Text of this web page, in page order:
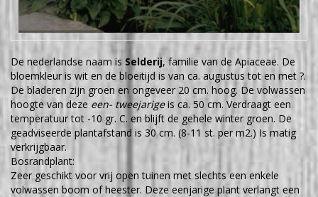
De nederlandse naam is Selderij, familie van de Apiaceae. De
bloemkleur is wit en de bloeitijd is van ca. augustus tot en met ?.
De bladeren zijn groen en ongeveer 20 cm. hoog. De volwassen
hoogte van deze een- tweejarigeis ca. 50 cm. Verdraagt een
temperatuur tot -10 gr. C. en blijft de gehele winter groen. De
geadviseerde plantafstand is 30 cm. (8-11 st. per m2.) Is matig
verkrijgbaar.
Bosrandplant:
Zeer geschikt voor vrij open tuinen met slechts een enkele
volwassen boom of heester. Deze eenjarige plant verlangt een